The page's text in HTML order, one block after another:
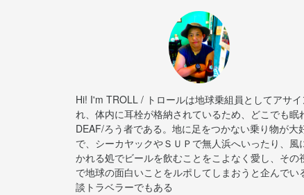
Hi! I'm TROLL / トロールは地球乗組員としてアサイ
れ、体内に耳栓が格納されているため、どこでも眠
DEAF/ろう者である。地に足をつかない乗り物が大
で、シーカヤックやＳＵＰで無人浜へいったり、風
かれる処でビールを飲むことをこよなく愛し、その
で地球の面白いことをルポしてしまおうと企んでい
談トラベラーでもある